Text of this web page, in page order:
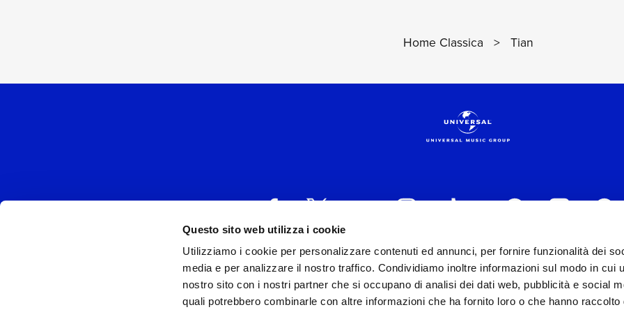
Questo sito web utilizza i cookie
Utilizziamo i cookie per personalizzare contenuti ed annunci, per fornire funzionalità dei
media e per analizzare il nostro traffico. Condividiamo inoltre informazioni sul modo in cui
nostro sito con i nostri partner che si occupano di analisi dei dati web, pubblicità e social
quali potrebbero combinarle con altre informazioni che ha fornito loro o che hanno raccolto
Home Classica > Tian
UNIVERSAL MUSIC ITALIA s.r.l. (Società con unico socio) | Via Nervesa,
P.IVA IT03802730154 Iscritta al REA di Milano con il numero 966135 in
Capitale sociale Euro 2.000.000 interamente versato.